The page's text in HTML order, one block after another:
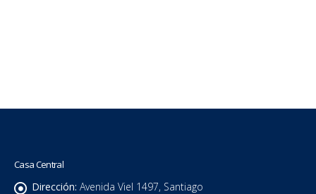
Casa Central
Dirección: Avenida Viel 1497, Santiago